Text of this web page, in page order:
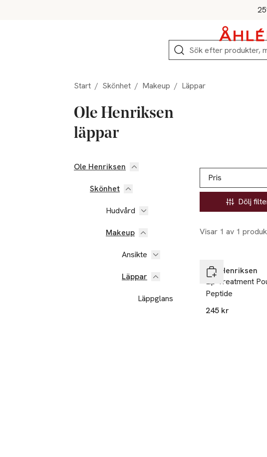
Sök
Start / Skönhet / Makeup / Läppar
Ole Henriksen
läppar
Hoppa till produktsidan
Ole Henriksen
Skönhet
Hudvård
Makeup
Ansikte
Läppar
Läppglans
Hoppa till
Pris
Dölj
Visar 1 av 1
Lista över
Ole Henriksen
Lip Treatment Pout Preserve
Peptide
245 kr